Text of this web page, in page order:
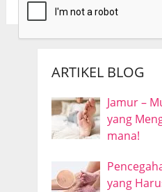
ARTIKEL BLOG
Jamur –
yang
mana!
yang